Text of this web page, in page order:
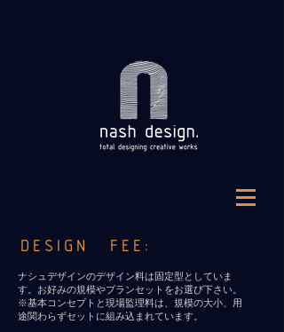
DESIGN FEE:
​ナシュデザインのデザイン料は固定型としていま
す。お好みの規模やプランセットをお選び下さい。
※基本コンセプトと現場監理料は、規模の大小、用
途関わらずセットに組み込まれています。